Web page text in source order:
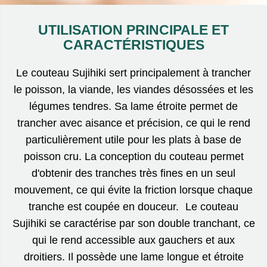
UTILISATION PRINCIPALE ET
CARACTÉRISTIQUES
Le couteau Sujihiki sert principalement à trancher
le poisson, la viande, les viandes désossées et les
légumes tendres. Sa lame étroite permet de
trancher avec aisance et précision, ce qui le rend
particulièrement utile pour les plats à base de
poisson cru. La conception du couteau permet
d'obtenir des tranches très fines en un seul
mouvement, ce qui évite la friction lorsque chaque
tranche est coupée en douceur. Le couteau
Sujihiki se caractérise par son double tranchant, ce
qui le rend accessible aux gauchers et aux
droitiers. Il possède une lame longue et étroite